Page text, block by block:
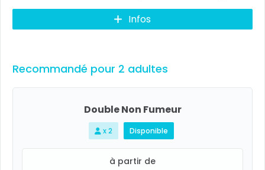
Infos
Recommandé pour 2 adultes
Double Non Fumeur
x 2 Disponible
à partir de